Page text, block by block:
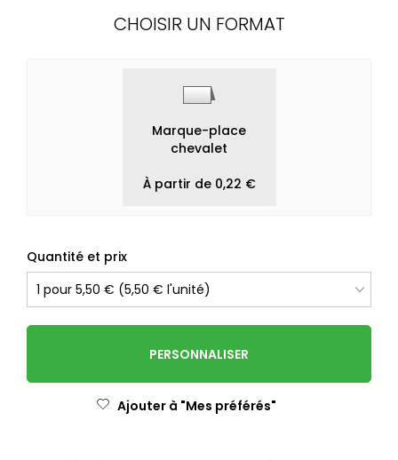
CHOISIR UN FORMAT
Marque-place
chevalet
À partir de 0,22 €
Quantité et prix
PERSONNALISER
Ajouter à "Mes préférés"